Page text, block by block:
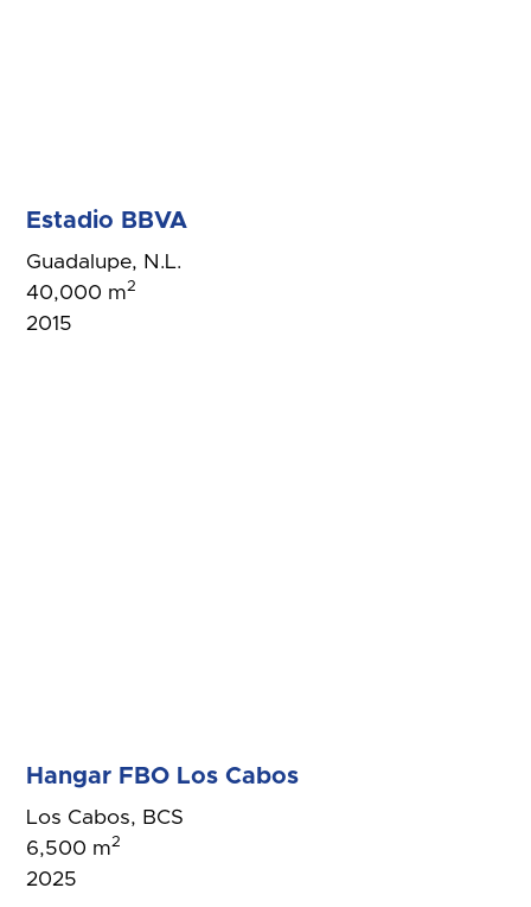
Estadio BBVA
Guadalupe, N.L.
40,000 m2
2015
Hangar FBO Los Cabos
Los Cabos, BCS
6,500 m2
2025